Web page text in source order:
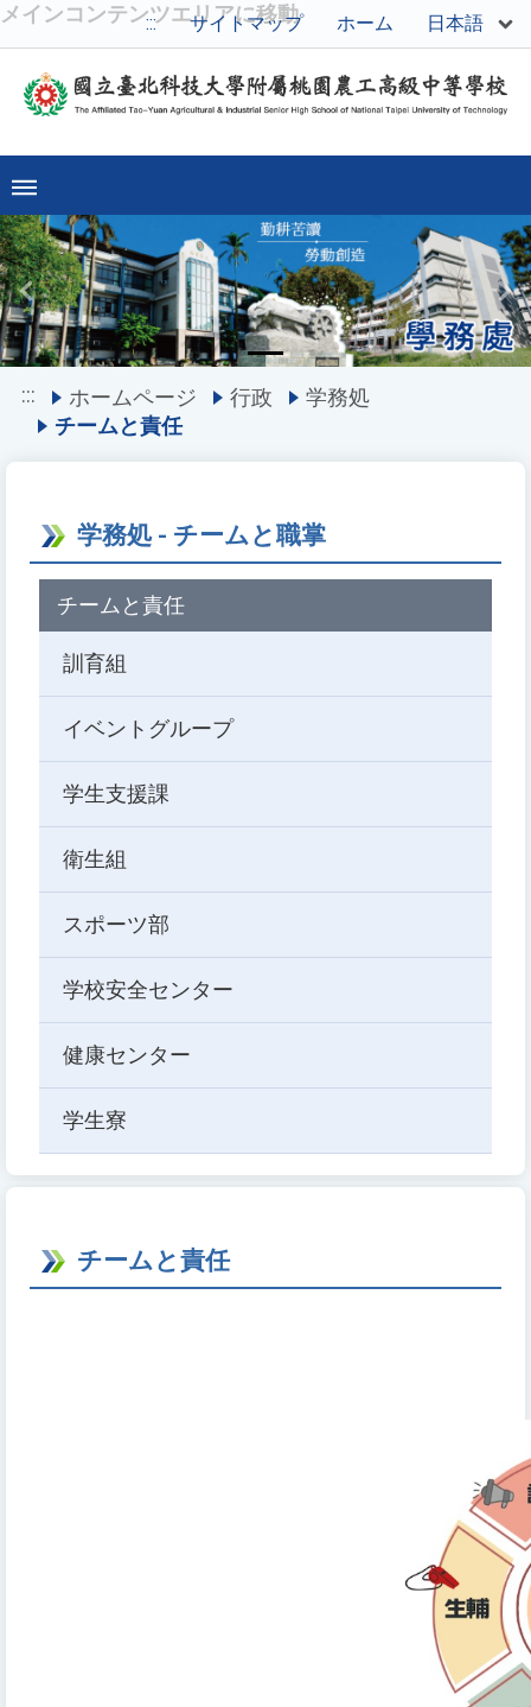
メインコンテンツエリアに移動
::: サイトマップ ホーム 日本語
Previous
::: ホームページ 行政
学務処
チームと責任
学務処 - チームと職掌
チームと責任
訓育組
イベントグループ
学生支援課
衛生組
スポーツ部
学校安全センター
健康センター
学生寮
チームと責任